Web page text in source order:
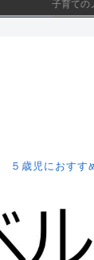
５歳児におすす